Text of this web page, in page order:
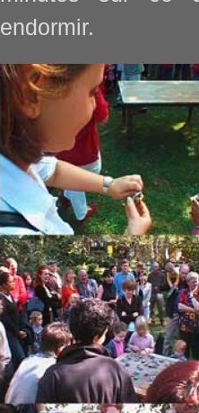
endormir.